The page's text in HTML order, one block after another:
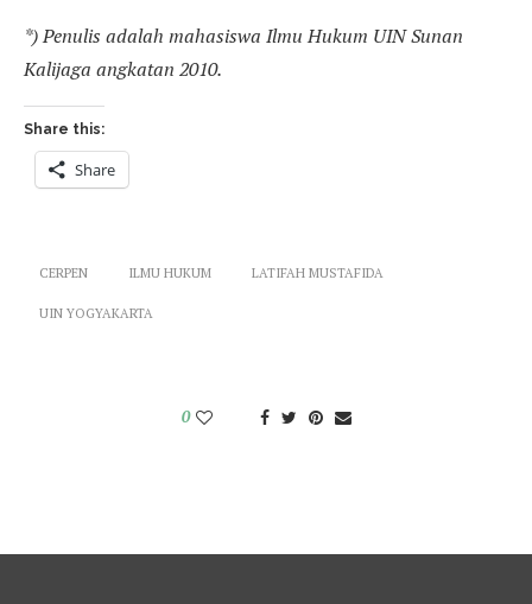
*) Penulis adalah mahasiswa Ilmu Hukum UIN Sunan
Kalijaga angkatan 2010.
Share this:
Share
CERPEN ILMU HUKUM LATIFAH MUSTAFIDA
UIN YOGYAKARTA
0